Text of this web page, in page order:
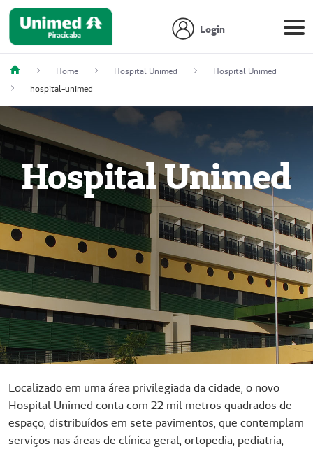
Login
Home Hospital Unimed
Hospital Unimed
hospital-unimed
Hospital Unimed
Localizado em uma área privilegiada da cidade, o novo
Hospital Unimed conta com 22 mil metros quadrados de
espaço, distribuídos em sete pavimentos, que contemplam
serviços nas áreas de clínica geral, ortopedia, pediatria,